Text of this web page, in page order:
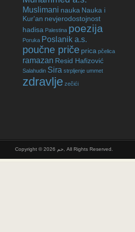
Muslimani nauka Nauka i
Kur'an nevjerodostojnost
hadisa Palestina poezija
Poruka Poslanik a.s.
poučne priče prica pčelica
ramazan Resid Hafizović
Salahudin Sira strpljenje ummet
zdravlje zečići
Copyright © 2026 حم, All Rights Reserved.